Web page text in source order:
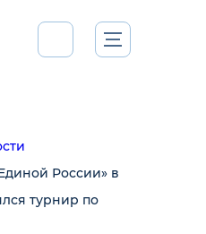
России» в
турнир по